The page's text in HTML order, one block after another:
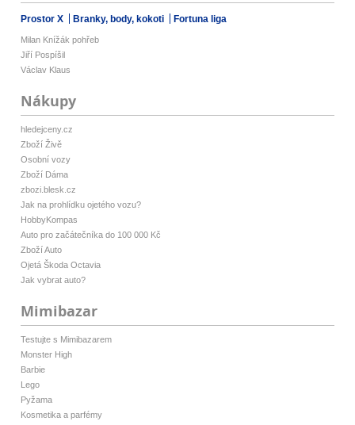
Prostor X Branky, body, kokoti Fortuna liga
Milan Knížák pohřeb
Jiří Pospíšil
Václav Klaus
Nákupy
hledejceny.cz
Zboží Živě
Osobní vozy
Zboží Dáma
zbozi.blesk.cz
Jak na prohlídku ojetého vozu?
HobbyKompas
Auto pro začátečníka do 100 000 Kč
Zboží Auto
Ojetá Škoda Octavia
Jak vybrat auto?
Mimibazar
Testujte s Mimibazarem
Monster High
Barbie
Lego
Pyžama
Kosmetika a parfémy